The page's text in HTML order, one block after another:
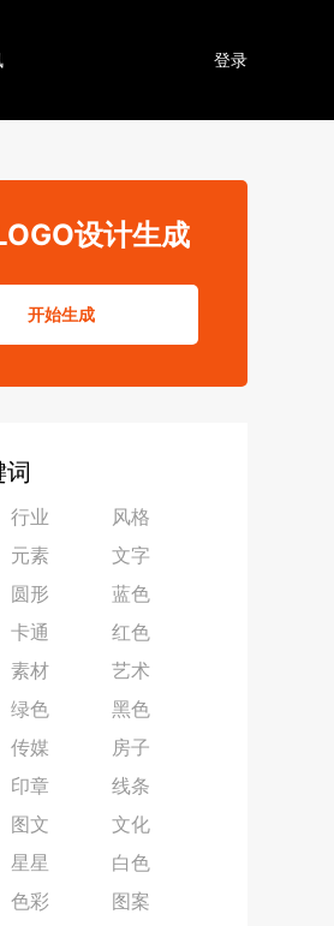
登录
设计生成
开始生成
词
行业
风格
元素
文字
圆形
蓝色
卡通
红色
素材
艺术
绿色
黑色
传媒
房子
印章
线条
图文
文化
星星
白色
色彩
图案